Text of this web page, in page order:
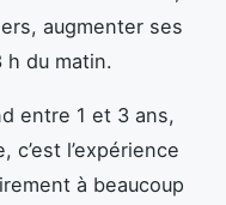
augmenter ses
du matin.
entre 1 et 3 ans,
l’expérience
à beaucoup